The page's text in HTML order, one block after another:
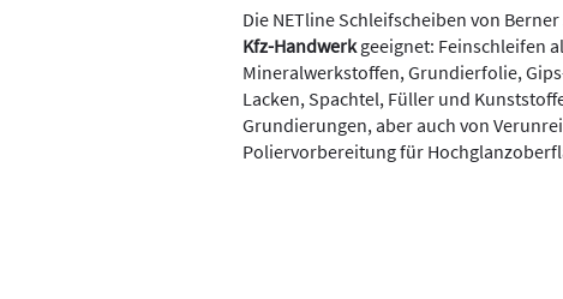
Die NETline Schleifscheiben von
Kfz-Handwerkgeeignet: Feinschleifen
Mineralwerkstoffen, Grundierfolie,
Lacken, Spachtel, Füller und
Grundierungen, aber auch von
Poliervorbereitung für